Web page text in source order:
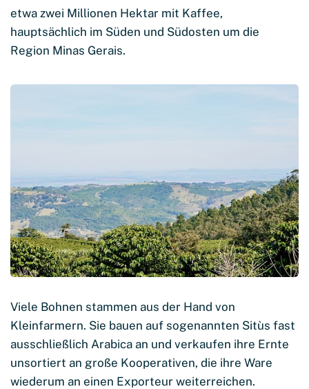
etwa zwei Millionen Hektar mit Kaffee,
hauptsächlich im Süden und Südosten um die
Region Minas Gerais.
Viele Bohnen stammen aus der Hand von
Kleinfarmern. Sie bauen auf sogenannten Sitùs fast
ausschließlich Arabica an und verkaufen ihre Ernte
unsortiert an große Kooperativen, die ihre Ware
wiederum an einen Exporteur weiterreichen.